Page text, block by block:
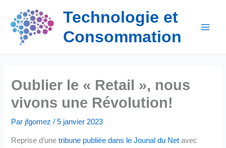
contenu
Technologie et
Consommation
Oublier le « Retail », nous
vivons une Révolution!
Par jfgomez/5 janvier 2023
Reprise d’une tribune publiée dans le Jounal du Net avec